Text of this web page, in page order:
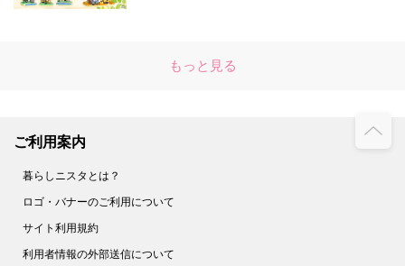
もっと見る
ご利用案内
暮らしニスタとは？
ロゴ・バナーのご利用について
サイト利用規約
利用者情報の外部送信について